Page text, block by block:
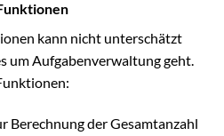
kann nicht unterschätzt
um Aufgabenverwaltung geht.
Berechnung der Gesamtanzahl